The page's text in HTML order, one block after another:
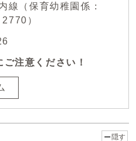
（保育幼稚園係：
）
注意ください！
隠す